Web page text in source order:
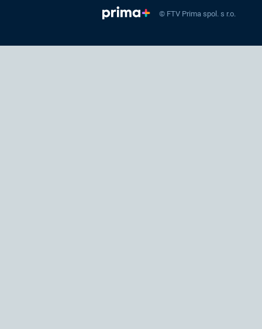
© FTV Prima spol. s r.o.